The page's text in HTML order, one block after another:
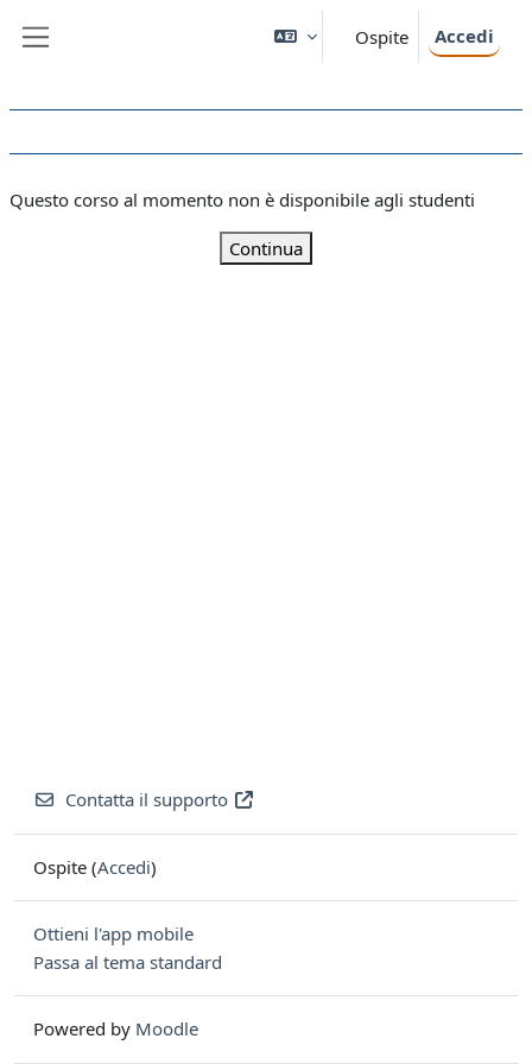
Ospite Accedi
Questo corso al momento non è disponibile agli studenti
Continua
Contatta il supporto
Ospite (Accedi)
Ottieni l'app mobile
Passa al tema standard
Powered by Moodle